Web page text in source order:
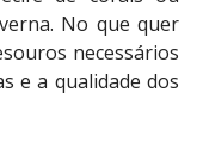
No que quer
necessários
e a qualidade dos